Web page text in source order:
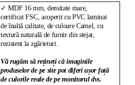
✓ MDF 16 mm, densitate mare,
certificat FSC, acoperit cu PVC laminat
de înaltă calitate, de culoare Camel, cu
textură naturală de furnir din stejar,
rezistent la zgârieturi.
Vă rugăm să rețineți că imaginile
produselor de pe site pot diferi ușor față
de culorile reale de pe monitorul dvs.